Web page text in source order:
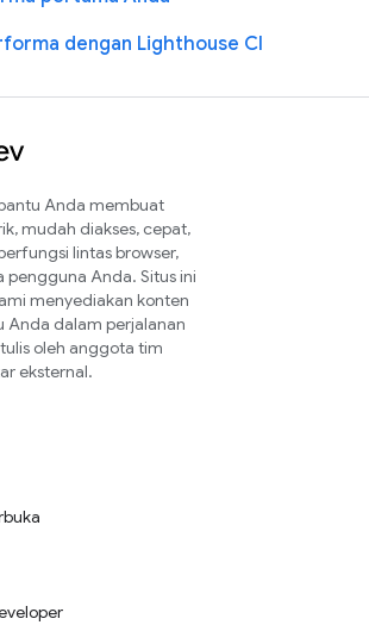
dengan Lighthouse CI
Anda membuat
mudah diakses, cepat,
lintas browser,
pengguna Anda. Situs ini
menyediakan konten
Anda dalam perjalanan
oleh anggota tim
eksternal.